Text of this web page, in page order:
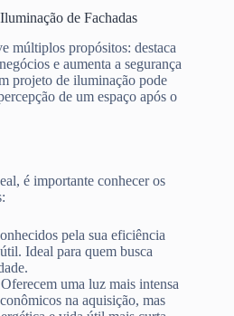
de Fachadas
múltiplos propósitos: destaca
e aumenta a segurança
projeto de iluminação pode
de um espaço após o
é importante conhecer os
pela sua eficiência
Ideal para quem busca
uma luz mais intensa
na aquisição, mas